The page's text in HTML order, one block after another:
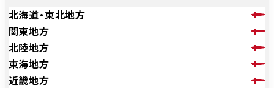
北海道・東北地方
関東地方
北陸地方
東海地方
近畿地方